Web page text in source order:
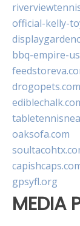
official-kelly-
bbq-empire-
drogopets.com
oaksofa.com
gpsyfl.org
MEDIA